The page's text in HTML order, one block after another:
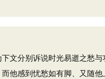
分别诉说时光易逝之愁与
他感到忧愁如有脚、又随